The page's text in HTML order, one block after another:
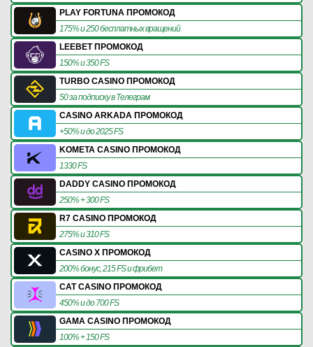
PLAY FORTUNA ПРОМОКОД
175% и 250 бесплатных вращений
LEEBET ПРОМОКОД
150% и 350 FS
TURBO CASINO ПРОМОКОД
50 за подписку в Телеграм
CASINO ARKADA ПРОМОКОД
+50% и до 2025 FS
KOMETA CASINO ПРОМОКОД
1330 FS
DADDY CASINO ПРОМОКОД
250% + 300 FS
R7 CASINO ПРОМОКОД
275% и 310 FS
CASINO X ПРОМОКОД
200% бонус, 215 FS и фрибет
CAT CASINO ПРОМОКОД
450% и до 700 FS
GAMA CASINO ПРОМОКОД
100% + 150 FS